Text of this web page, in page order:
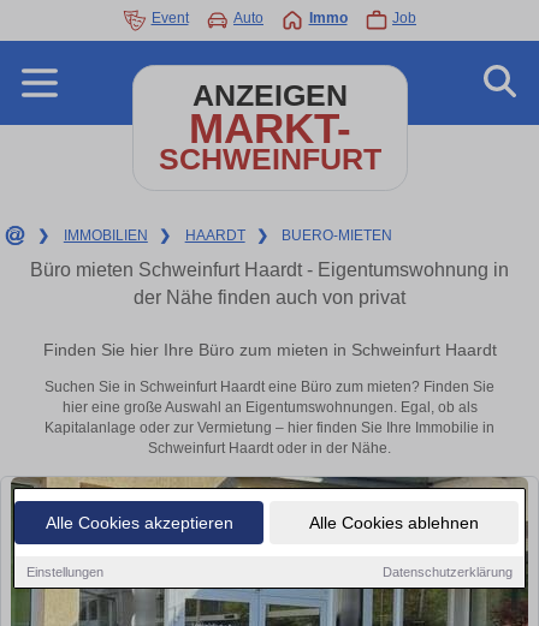
Alle Cookies akzeptieren Alle Cookies ablehnen
Einstellungen Datenschutzerklärung
Event Auto Immo Job
ANZEIGEN
MARKT-
SCHWEINFURT
❯ IMMOBILIEN ❯ HAARDT ❯ BUERO-MIETEN
Büro mieten Schweinfurt Haardt - Eigentumswohnung in
der Nähe finden auch von privat
Finden Sie hier Ihre Büro zum mieten in Schweinfurt Haardt
Suchen Sie in Schweinfurt Haardt eine Büro zum mieten? Finden Sie
hier eine große Auswahl an Eigentumswohnungen. Egal, ob als
Kapitalanlage oder zur Vermietung – hier finden Sie Ihre Immobilie in
Schweinfurt Haardt oder in der Nähe.